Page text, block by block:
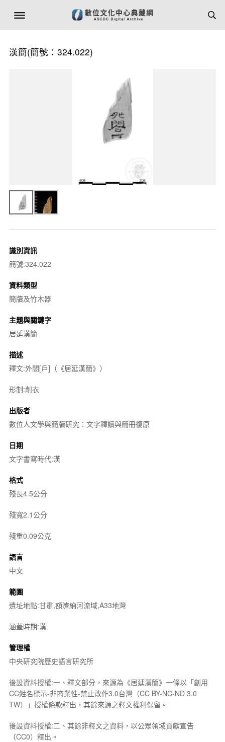
漢簡(簡號：324.022)
識別資訊
簡號:324.022
資料類型
簡牘及竹木器
主題與關鍵字
居延漢簡
描述
釋文:外閤[戶]（《居延漢簡》）
形制:削衣
出版者
數位人文學與簡牘研究：文字釋讀與簡冊復原
日期
文字書寫時代:漢
格式
殘長4.5公分
殘寬2.1公分
殘重0.09公克
語言
中文
範圍
遺址地點:甘肅,額濟納河流域,A33地灣
涵蓋時期:漢
管理權
中央研究院歷史語言研究所
後設資料授權:一、釋文部分，來源為《居延漢簡》一條以「創用
CC姓名標示-非商業性-禁止改作3.0台灣（CC BY-NC-ND 3.0
TW）」授權條款釋出，其餘來源之釋文權利保留。
後設資料授權:二、其餘非釋文之資料，以公眾領域貢獻宣告
（CC0）釋出。